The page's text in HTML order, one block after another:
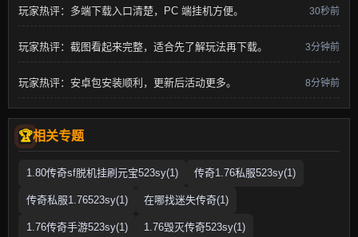
玩家热评：多端下载入口清楚，PC 端挂机方便。 30秒前
玩家热评：截图看起来完整，适合先了解玩法再下载。 3分钟前
玩家热评：安卓包安装顺利，更新后活动更多。 8分钟前
相关专题
1.80传奇sf脱机挂刷元宝523sy(1) 传奇1.76私服523sy(1)
传奇私服1.76523sy(1) 在哪找迷失传奇(1)
1.76传奇手游523sy(1) 1.76毁灭传奇523sy(1)